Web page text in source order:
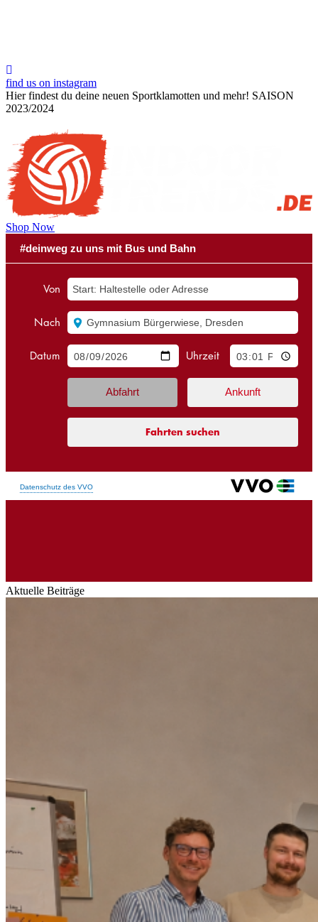
find us on instagram
Hier findest du deine neuen Sportklamotten und mehr! SAISON
2023/2024
Shop Now
Aktuelle Beiträge